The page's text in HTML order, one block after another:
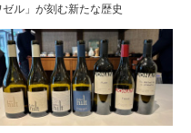
ゼル」が刻む新たな歴史